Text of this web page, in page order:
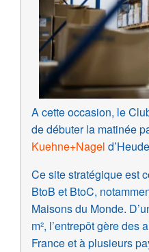
A cette occasion, le
de débuter la matinée
Kuehne+Nagel
Ce site stratégique est
BtoB et BtoC,
Maisons du Monde.
m², l’entrepôt gère des
France et à plusieurs